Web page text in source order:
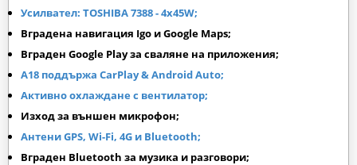
Усилвател: TOSHIBA 7388 - 4x45W;
Вградена навигация Igo и Google Maps;
Вграден Google Playза сваляне на приложения;
A18 поддържа CarPlay & Android Auto;
Активно охлаждане с вентилатор;
Изход за външен микрофон;
Антени GPS, Wi-Fi, 4G и Bluetooth;
Вграден Bluetooth за музика и разговори;